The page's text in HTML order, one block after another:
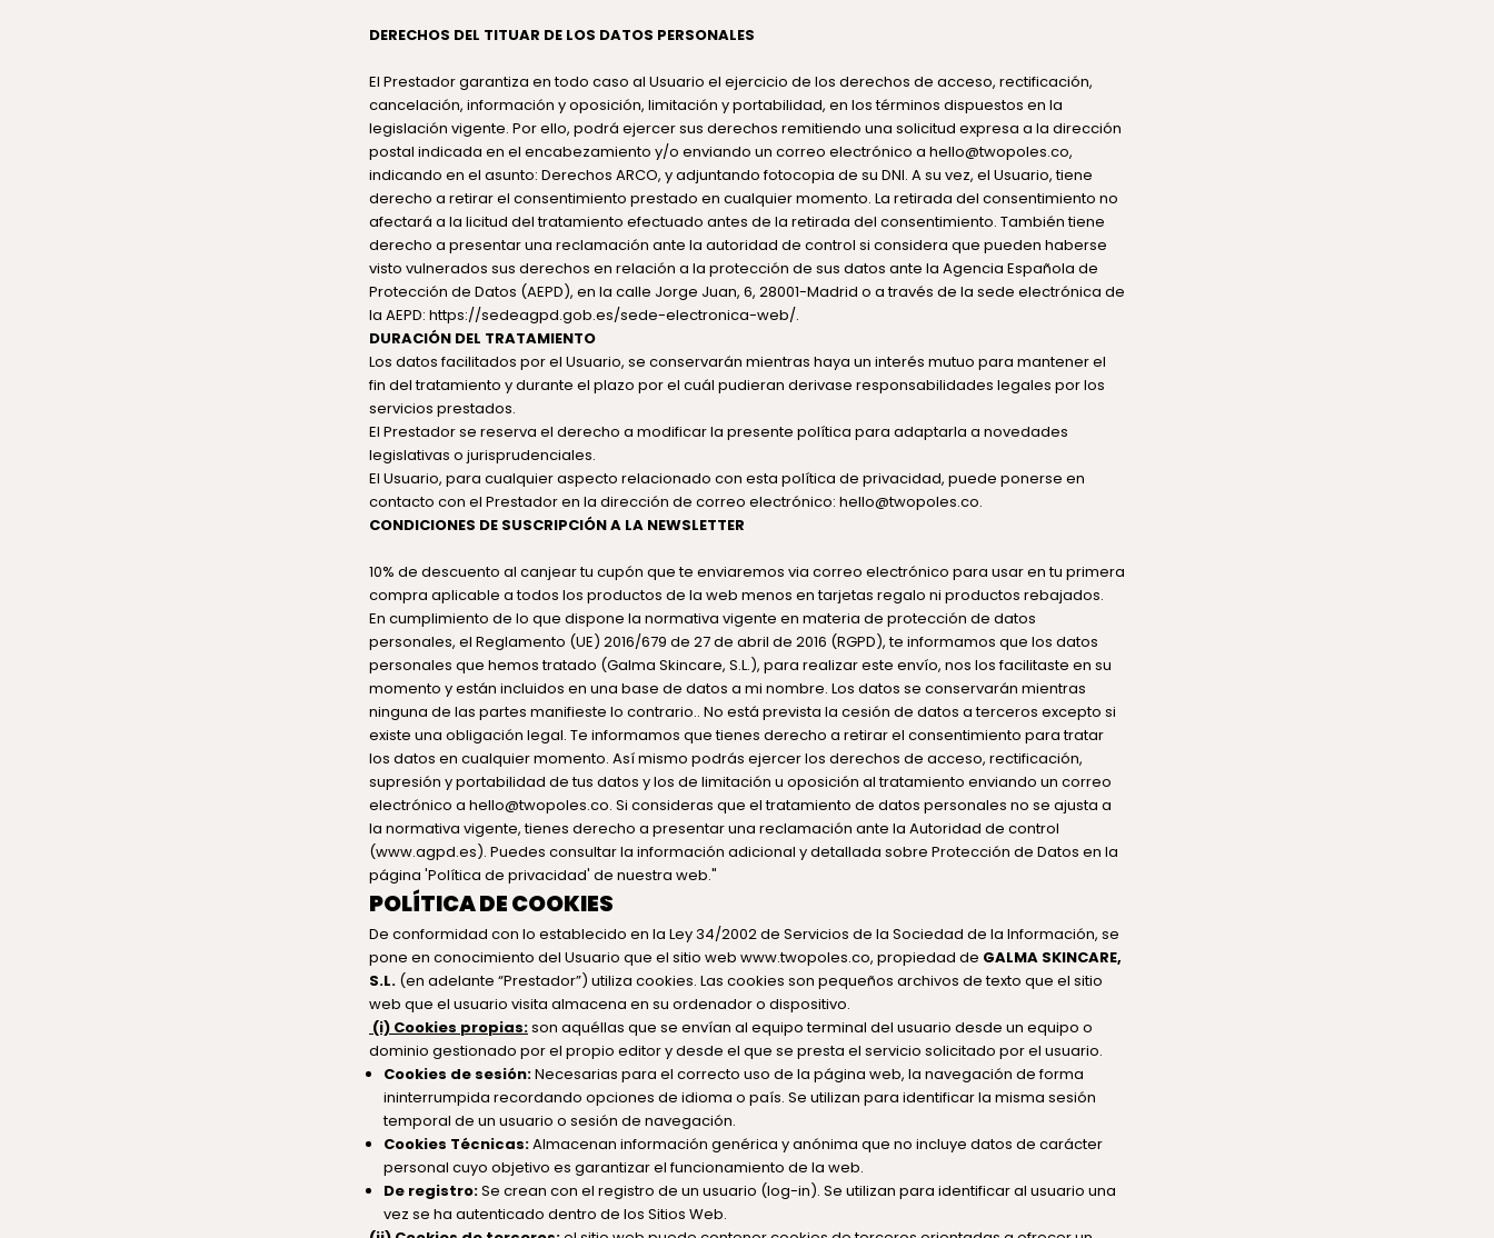
DERECHOS DEL TITUAR DE LOS DATOS PERSONALES
El Prestador garantiza en todo caso al Usuario el ejercicio de los derechos de acceso, rectificación,
cancelación, información y oposición, limitación y portabilidad, en los términos dispuestos en la
legislación vigente. Por ello, podrá ejercer sus derechos remitiendo una solicitud expresa a la dirección
postal indicada en el encabezamiento y/o enviando un correo electrónico a hello@twopoles.co,
indicando en el asunto: Derechos ARCO, y adjuntando fotocopia de su DNI. A su vez, el Usuario, tiene
derecho a retirar el consentimiento prestado en cualquier momento. La retirada del consentimiento no
afectará a la licitud del tratamiento efectuado antes de la retirada del consentimiento. También tiene
derecho a presentar una reclamación ante la autoridad de control si considera que pueden haberse
visto vulnerados sus derechos en relación a la protección de sus datos ante la Agencia Española de
Protección de Datos (AEPD), en la calle Jorge Juan, 6, 28001-Madrid o a través de la sede electrónica de
la AEPD: https://sedeagpd.gob.es/sede-electronica-web/.
DURACIÓN DEL TRATAMIENTO
Los datos facilitados por el Usuario, se conservarán mientras haya un interés mutuo para mantener el
fin del tratamiento y durante el plazo por el cuál pudieran derivase responsabilidades legales por los
servicios prestados.
El Prestador se reserva el derecho a modificar la presente política para adaptarla a novedades
legislativas o jurisprudenciales.
El Usuario, para cualquier aspecto relacionado con esta política de privacidad, puede ponerse en
contacto con el Prestador en la dirección de correo electrónico: hello@twopoles.co.
CONDICIONES DE SUSCRIPCIÓN A LA NEWSLETTER
10% de descuento al canjear tu cupón que te enviaremos via correo electrónico para usar en tu primera
compra aplicable a todos los productos de la web menos en tarjetas regalo ni productos rebajados.
En cumplimiento de lo que dispone la normativa vigente en materia de protección de datos
personales, el Reglamento (UE) 2016/679 de 27 de abril de 2016 (RGPD), te informamos que los datos
personales que hemos tratado (Galma Skincare, S.L.), para realizar este envío, nos los facilitaste en su
momento y están incluidos en una base de datos a mi nombre. Los datos se conservarán mientras
ninguna de las partes manifieste lo contrario.. No está prevista la cesión de datos a terceros excepto si
existe una obligación legal. Te informamos que tienes derecho a retirar el consentimiento para tratar
los datos en cualquier momento. Así mismo podrás ejercer los derechos de acceso, rectificación,
supresión y portabilidad de tus datos y los de limitación u oposición al tratamiento enviando un correo
electrónico a hello@twopoles.co. Si consideras que el tratamiento de datos personales no se ajusta a
la normativa vigente, tienes derecho a presentar una reclamación ante la Autoridad de control
(www.agpd.es). Puedes consultar la información adicional y detallada sobre Protección de Datos en la
página 'Política de privacidad' de nuestra web."
POLÍTICA DE COOKIES
De conformidad con lo establecido en la Ley 34/2002 de Servicios de la Sociedad de la Información, se
pone en conocimiento del Usuario que el sitio web www.twopoles.co, propiedad de GALMA SKINCARE,
S.L. (en adelante “Prestador”) utiliza cookies. Las cookies son pequeños archivos de texto que el sitio
web que el usuario visita almacena en su ordenador o dispositivo.
(i) Cookies propias:son aquéllas que se envían al equipo terminal del usuario desde un equipo o
dominio gestionado por el propio editor y desde el que se presta el servicio solicitado por el usuario.
Cookies de sesión:Necesarias para el correcto uso de la página web, la navegación de forma
ininterrumpida recordando opciones de idioma o país. Se utilizan para identificar la misma sesión
temporal de un usuario o sesión de navegación.
Cookies Técnicas:Almacenan información genérica y anónima que no incluye datos de carácter
personal cuyo objetivo es garantizar el funcionamiento de la web.
De registro:Se crean con el registro de un usuario (log-in). Se utilizan para identificar al usuario una
vez se ha autenticado dentro de los Sitios Web.